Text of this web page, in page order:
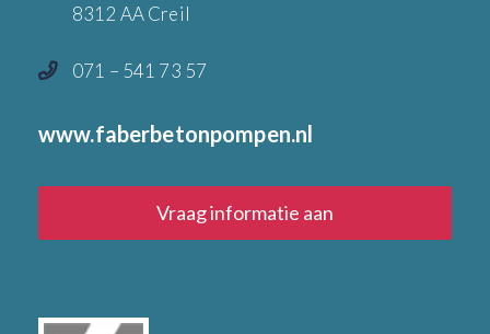
8312 AA Creil
071 – 541 73 57
www.faberbetonpompen.nl
Vraag informatie aan